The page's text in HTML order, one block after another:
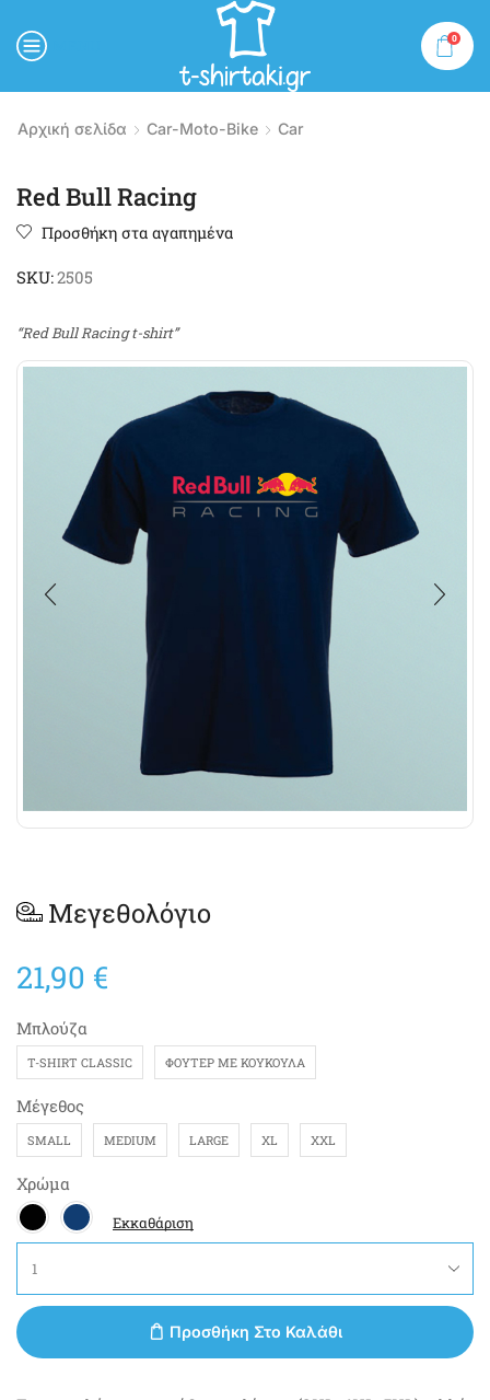
0
Αρχική σελίδα Car-Moto-Bike Car
Red Bull Racing
Προσθήκη στα αγαπημένα
SKU:2505
“Red Bull Racing t-shirt”
Μεγεθολόγιο
21,90 €
Μπλούζα
T-SHIRT CLASSIC ΦΟΎΤΕΡ ΜΕ ΚΟΥΚΟΎΛΑ
Μέγεθος
SMALL MEDIUM LARGE XL XXL
Χρώμα
Εκκαθάριση
Προσθήκη Στο Καλάθι